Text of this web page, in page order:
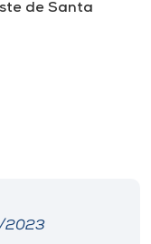
de Santa
2023